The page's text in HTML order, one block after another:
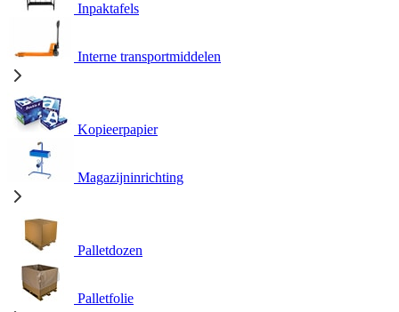
Inpaktafels
Interne transportmiddelen
Kopieerpapier
Magazijninrichting
Palletdozen
Palletfolie